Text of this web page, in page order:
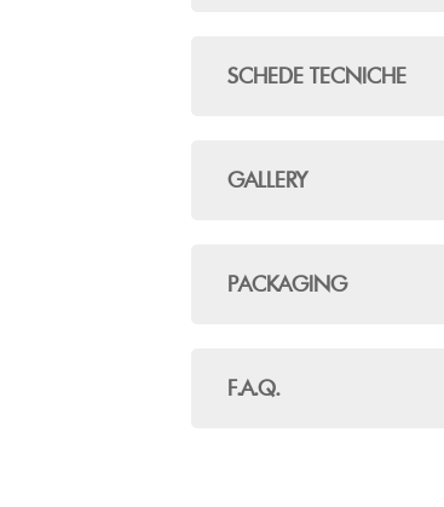
SCHEDE TECNICHE
GALLERY
PACKAGING
F.A.Q.